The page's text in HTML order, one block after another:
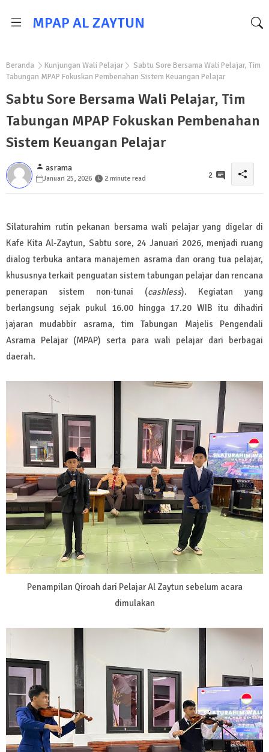
MPAP AL ZAYTUN
Beranda Kunjungan Wali Pelajar
Sabtu Sore Bersama Wali Pelajar, Tim
Tabungan MPAP Fokuskan Pembenahan Sistem Keuangan Pelajar
Sabtu Sore Bersama Wali Pelajar, Tim
Tabungan MPAP Fokuskan Pembenahan
Sistem Keuangan Pelajar
asrama
Januari 25, 2026 2 minute read 2
Silaturahim rutin pekanan bersama wali pelajar yang digelar di
Kafe Kita Al-Zaytun, Sabtu sore, 24 Januari 2026, menjadi ruang
dialog terbuka antara manajemen asrama dan orang tua pelajar,
khususnya terkait penguatan sistem tabungan pelajar dan rencana
penerapan sistem non-tunai (cashless). Kegiatan yang
berlangsung sejak pukul 16.00 hingga 17.20 WIB itu dihadiri
jajaran mudabbir asrama, tim Tabungan Majelis Pengendali
Asrama Pelajar (MPAP) serta para wali pelajar dari berbagai
daerah.
Penampilan Qiroah dari Pelajar Al Zaytun sebelum acara
dimulakan